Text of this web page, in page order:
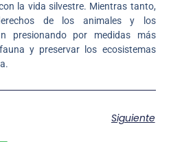
la vida silvestre. Mientras tanto,
de los animales y los
presionando por medidas más
y preservar los ecosistemas
Siguiente